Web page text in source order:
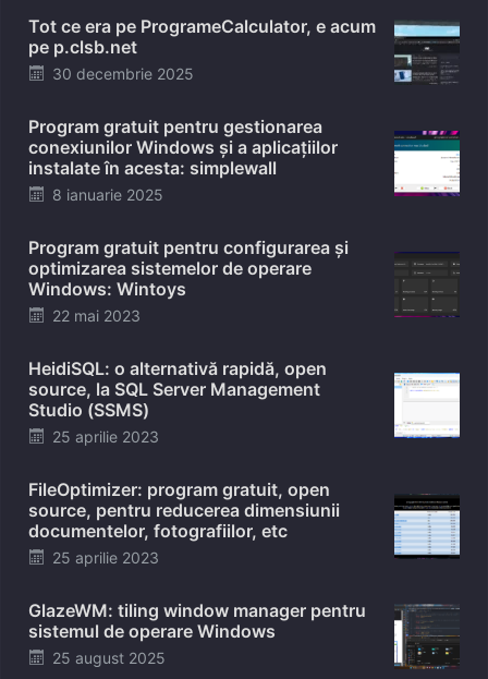
Tot ce era pe ProgrameCalculator, e acum
pe p.clsb.net
Posted
30 decembrie 2025
Program gratuit pentru gestionarea
conexiunilor Windows și a aplicațiilor
instalate în acesta: simplewall
Posted
8 ianuarie 2025
Program gratuit pentru configurarea și
optimizarea sistemelor de operare
Windows: Wintoys
Posted
22 mai 2023
HeidiSQL: o alternativă rapidă, open
source, la SQL Server Management
Studio (SSMS)
Posted
25 aprilie 2023
FileOptimizer: program gratuit, open
source, pentru reducerea dimensiunii
documentelor, fotografiilor, etc
Posted
25 aprilie 2023
GlazeWM: tiling window manager pentru
sistemul de operare Windows
Posted
25 august 2025